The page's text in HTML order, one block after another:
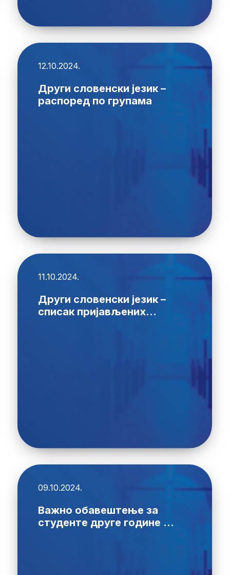
12.10.2024.
Други словенски језик –
распоред по групама
11.10.2024.
Други словенски језик –
списак пријављених...
09.10.2024.
Важно обавештење за
студенте друге године ...